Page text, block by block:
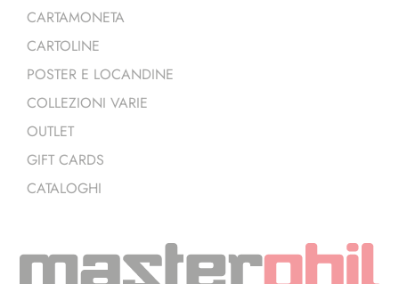
CARTAMONETA
CARTOLINE
POSTER E LOCANDINE
COLLEZIONI VARIE
OUTLET
GIFT CARDS
CATALOGHI